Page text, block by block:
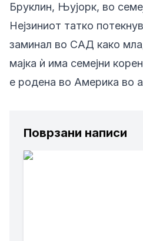
Бруклин, Њујорк, во
Нејзиниот татко
заминал во САД како
мајка ѝ има семејни
е родена во Америка во
Поврзани написи